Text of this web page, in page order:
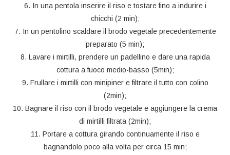
6. In una pentola inserire il riso e tostare fino a indurire i
chicchi (2 min);
7. In un pentolino scaldare il brodo vegetale precedentemente
preparato (5 min);
8. Lavare i mirtilli, prendere un padellino e dare una rapida
cottura a fuoco medio-basso (5min);
9. Frullare i mirtilli con minipiner e filtrare il tutto con colino
(2min);
10. Bagnare il riso con il brodo vegetale e aggiungere la crema
di mirtilli filtrata (2min);
11. Portare a cottura girando continuamente il riso e
bagnandolo poco alla volta per circa 15 min;